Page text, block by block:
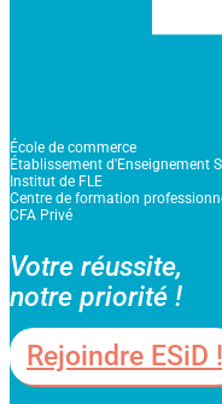
École de commerce
Établissement d'Enseignement
Institut de FLE
Centre de formation
CFA Privé
Votre réussite,
notre priorité !
Rejoindre ESiD !